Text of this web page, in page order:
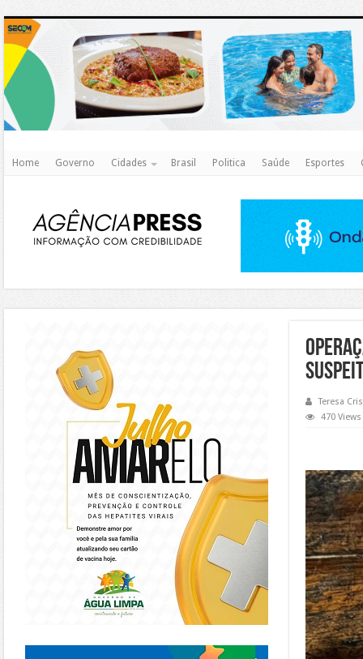
Home Governo Cidades Brasil Politica Saúde Esportes
Teresa
470 Views
https://piracanjuba.go.gov.br/